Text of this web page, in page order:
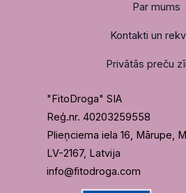
Par mums
Kontakti un
Privātās preču
"FitoDroga" SIA
Reģ.nr. 40203259558
Plieņciema iela 16, Mārupe,
LV-2167, Latvija
info@fitodroga.com